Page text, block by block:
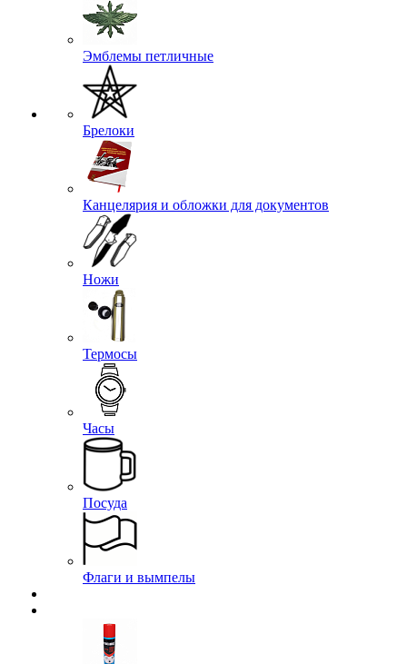
Эмблемы петличные
Брелоки
Канцелярия и обложки для документов
Ножи
Термосы
Часы
Посуда
Флаги и вымпелы